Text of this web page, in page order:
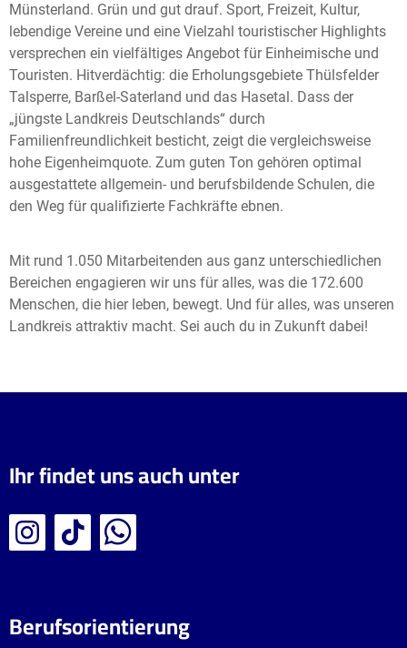
Münsterland. Grün und gut drauf. Sport, Freizeit, Kultur,
lebendige Vereine und eine Vielzahl touristischer Highlights
versprechen ein vielfältiges Angebot für Einheimische und
Touristen. Hitverdächtig: die Erholungsgebiete Thülsfelder
Talsperre, Barßel-Saterland und das Hasetal. Dass der
„jüngste Landkreis Deutschlands“ durch
Familienfreundlichkeit besticht, zeigt die vergleichsweise
hohe Eigenheimquote. Zum guten Ton gehören optimal
ausgestattete allgemein- und berufsbildende Schulen, die
den Weg für qualifizierte Fachkräfte ebnen.
Mit rund 1.050 Mitarbeitenden aus ganz unterschiedlichen
Bereichen engagieren wir uns für alles, was die 172.600
Menschen, die hier leben, bewegt. Und für alles, was unseren
Landkreis attraktiv macht. Sei auch du in Zukunft dabei!
Ihr findet uns auch unter
Berufsorientierung